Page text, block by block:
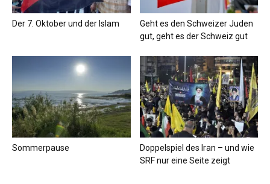
Der 7. Oktober und der Islam
Geht es den Schweizer Juden
gut, geht es der Schweiz gut
Sommerpause
Doppelspiel des Iran – und wie
SRF nur eine Seite zeigt